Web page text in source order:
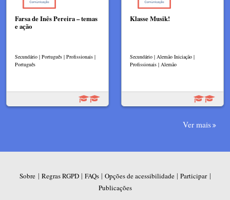
Farsa de Inês Pereira – temas
e ação
Secundário | Português | Profissionais |
Português
Klasse Musik!
Secundário | Alemão Iniciação |
Profissionais | Alemão
Ver mais
Sobre | Regras RGPD| FAQs| Opções de acessibilidade| Participar|
Publicações